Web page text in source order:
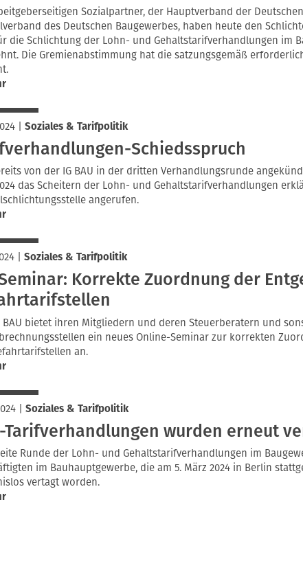
Sozialpartner, der Hauptverband der
des Deutschen Baugewerbes, haben heute den
die Schlichtung der Lohn- und Gehaltstarifverhandlungen im
Die Gremienabstimmung hat die satzungsgemäß
| Soziales & Tarifpolitik
Schiedsspruch
von der IG BAU in der dritten Verhandlungsrunde
das Scheitern der Lohn- und Gehaltstarifverhandlungen
angerufen.
| Soziales & Tarifpolitik
Korrekte Zuordnung der
BAU bietet ihren Mitgliedern und deren Steuerberatern und
ein neues Online-Seminar zur korrekten
an.
| Soziales & Tarifpolitik
Tarifverhandlungen wurden erneut
Runde der Lohn- und Gehaltstarifverhandlungen im
im Bauhauptgewerbe, die am 5. März 2024 in Berlin
vertagt worden.